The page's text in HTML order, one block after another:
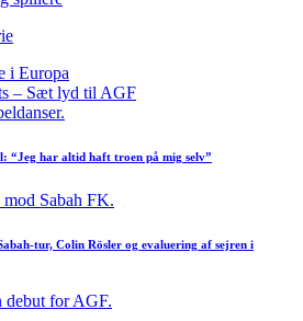
i Europa
– Sæt lyd til AGF
“Jeg har altid haft troen på mig selv”
tur, Colin Rösler og evaluering af sejren i